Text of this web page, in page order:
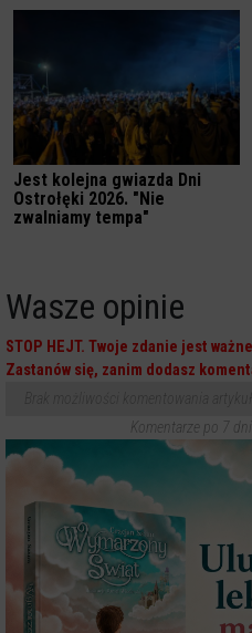
Jest kolejna gwiazda Dni
Ostrołęki 2026. "Nie
zwalniamy tempa"
Wasze opinie
STOP HEJT. Twoje zdanie jest
Zastanów się, zanim dodasz
Komentarze po 7